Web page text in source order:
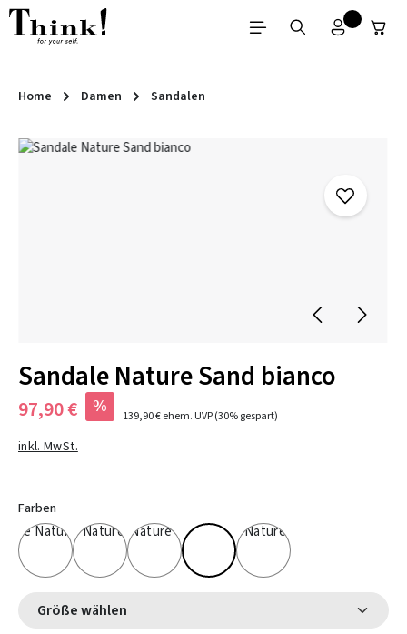
Zum Hauptinhalt springen
Home Damen Sandalen
Bildergalerie überspringen
Sandale Nature Sand bianco
97,90 € % 139,90 €ehem. UVP(30% gespart)
inkl. MwSt.
Farben
Größe wählen